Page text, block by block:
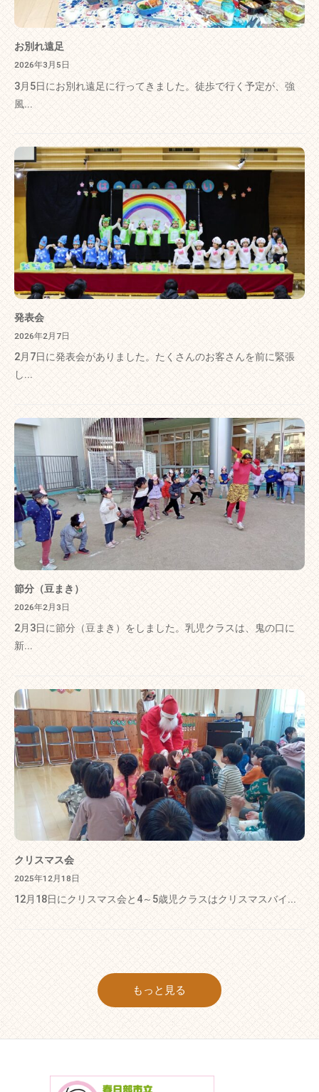
お別れ遠足
2026年3月5日
3月5日にお別れ遠足に行ってきました。徒歩で行く予定が、強
風...
発表会
2026年2月7日
2月7日に発表会がありました。たくさんのお客さんを前に緊張
し...
節分（豆まき）
2026年2月3日
2月3日に節分（豆まき）をしました。乳児クラスは、鬼の口に
新...
クリスマス会
2025年12月18日
12月18日にクリスマス会と4～5歳児クラスはクリスマスバイ...
もっと見る